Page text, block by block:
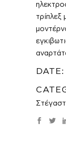
τρίπλεξ
DATE: